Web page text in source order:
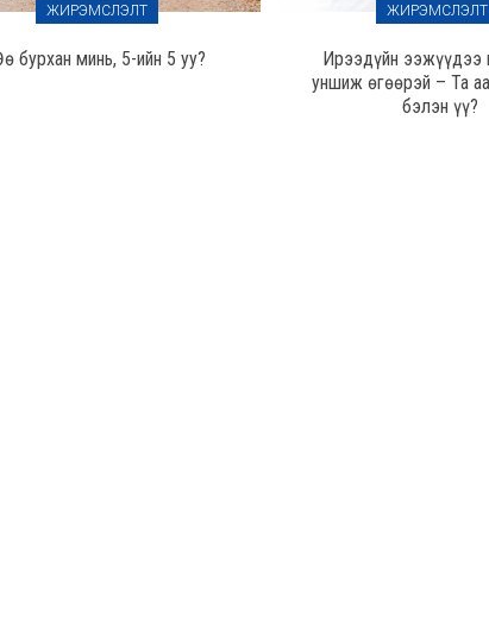
ЖИРЭМСЛЭЛТ
бурхан минь, 5-ийн 5 уу?
ЖИРЭМСЛЭЛТ
Ирээдүйн ээжүүдээ
уншиж өгөөрэй – Та
бэлэн үү?